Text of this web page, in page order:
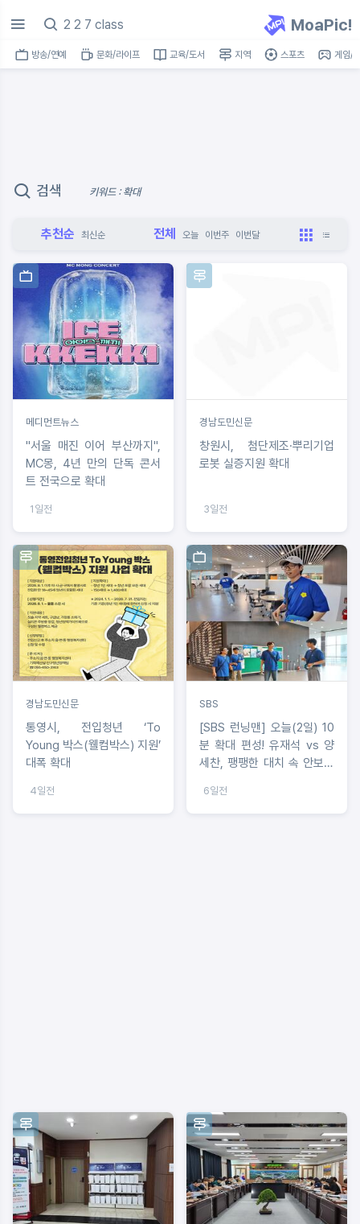
MoaPic!
방송/연예 문화/라이프 교육/도서 지역 스포츠 게임/
검색 키워드 : 확대
추천순 최신순 전체 오늘 이번주 이번달
메디먼트뉴스
"서울 매진 이어 부산까지",
MC몽, 4년 만의 단독 콘서
트 전국으로 확대
1일전
경남도민신문
창원시, 첨단제조·뿌리기업
로봇 실증지원 확대
3일전
경남도민신문
통영시, 전입청년 ‘To
Young 박스(웰컴박스) 지원’
대폭 확대
4일전
SBS
[SBS 런닝맨] 오늘(2일) 10
분 확대 편성! 유재석 vs 양
세찬, 팽팽한 대치 속 안보현
6일전